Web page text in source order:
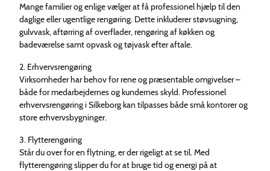
Mange familier og enlige vælger at få professionel hjælp til den
daglige eller ugentlige rengøring. Dette inkluderer støvsugning,
gulvvask, aftørring af overflader, rengøring af køkken og
badeværelse samt opvask og tøjvask efter aftale.
2. Erhvervsrengøring
Virksomheder har behov for rene og præsentable omgivelser –
både for medarbejdernes og kundernes skyld. Professionel
erhvervsrengøring i Silkeborg kan tilpasses både små kontorer og
store erhvervsbygninger.
3. Flytterengøring
Står du over for en flytning, er der rigeligt at se til. Med
flytterengøring slipper du for at bruge tid og energi på at